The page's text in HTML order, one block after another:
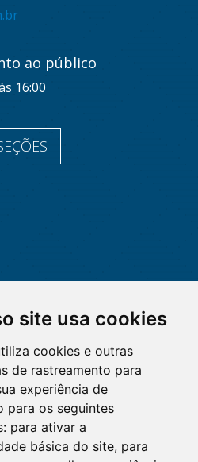
site usa cookies
cookies e outras
de rastreamento para
experiência de
para os seguintes
para ativar a
básica do site, para
ao público
16:00